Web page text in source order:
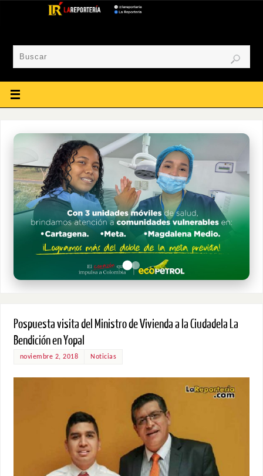
Pospuesta visita del Ministro de Vivienda a la Ciudadela La
Bendición en Yopal
noviembre 2, 2018 Noticias